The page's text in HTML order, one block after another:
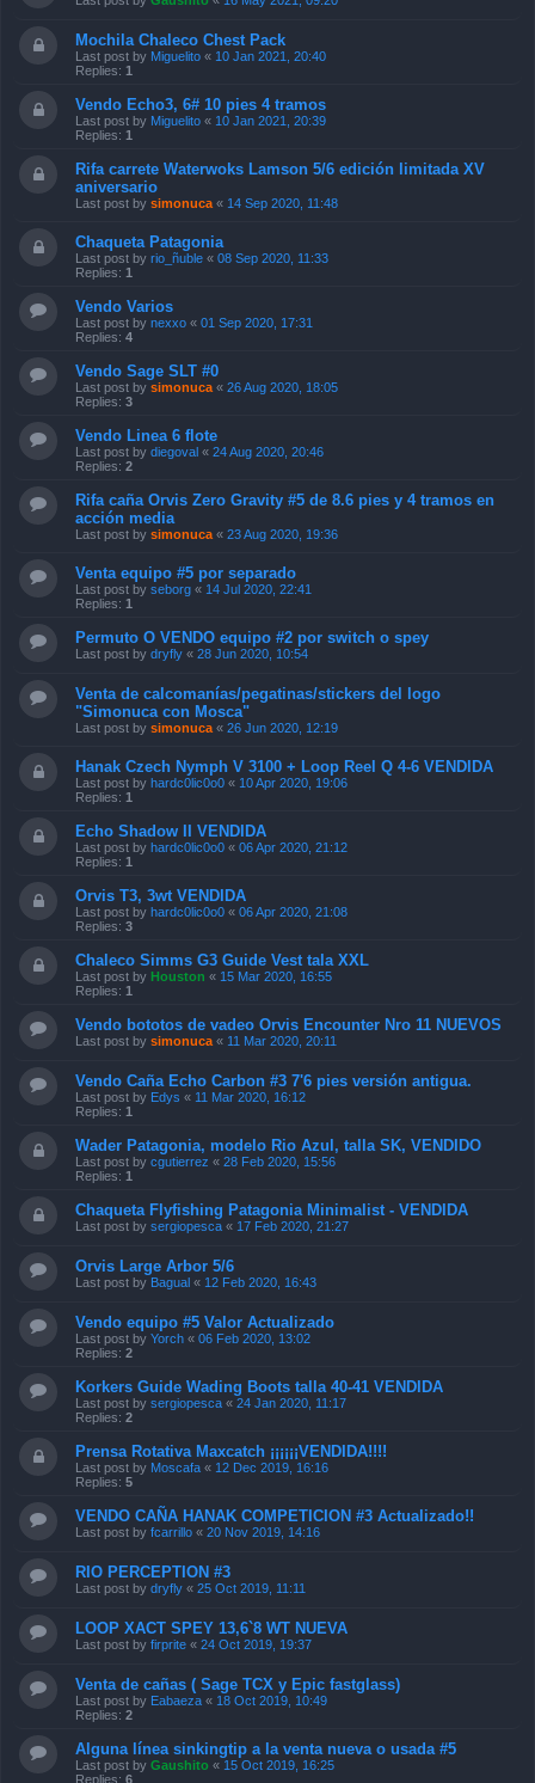
Mochila Chaleco Chest Pack
Last post by Miguelito « 10 Jan 2021, 20:40
Replies: 1
Vendo Echo3, 6# 10 pies 4 tramos
Last post by Miguelito « 10 Jan 2021, 20:39
Replies: 1
Rifa carrete Waterwoks Lamson 5/6 edición limitada XV
aniversario
Last post by simonuca « 14 Sep 2020, 11:48
Chaqueta Patagonia
Last post by rio_ñuble « 08 Sep 2020, 11:33
Replies: 1
Vendo Varios
Last post by nexxo « 01 Sep 2020, 17:31
Replies: 4
Vendo Sage SLT #0
Last post by simonuca « 26 Aug 2020, 18:05
Replies: 3
Vendo Linea 6 flote
Last post by diegoval « 24 Aug 2020, 20:46
Replies: 2
Rifa caña Orvis Zero Gravity #5 de 8.6 pies y 4 tramos en
acción media
Last post by simonuca « 23 Aug 2020, 19:36
Venta equipo #5 por separado
Last post by seborg « 14 Jul 2020, 22:41
Replies: 1
Permuto O VENDO equipo #2 por switch o spey
Last post by dryfly « 28 Jun 2020, 10:54
Venta de calcomanías/pegatinas/stickers del logo
"Simonuca con Mosca"
Last post by simonuca « 26 Jun 2020, 12:19
Hanak Czech Nymph V 3100 + Loop Reel Q 4-6 VENDIDA
Last post by hardc0lic0o0 « 10 Apr 2020, 19:06
Replies: 1
Echo Shadow II VENDIDA
Last post by hardc0lic0o0 « 06 Apr 2020, 21:12
Replies: 1
Orvis T3, 3wt VENDIDA
Last post by hardc0lic0o0 « 06 Apr 2020, 21:08
Replies: 3
Chaleco Simms G3 Guide Vest tala XXL
Last post by Houston « 15 Mar 2020, 16:55
Replies: 1
Vendo bototos de vadeo Orvis Encounter Nro 11 NUEVOS
Last post by simonuca « 11 Mar 2020, 20:11
Vendo Caña Echo Carbon #3 7'6 pies versión antigua.
Last post by Edys « 11 Mar 2020, 16:12
Replies: 1
Wader Patagonia, modelo Rio Azul, talla SK, VENDIDO
Last post by cgutierrez « 28 Feb 2020, 15:56
Replies: 1
Chaqueta Flyfishing Patagonia Minimalist - VENDIDA
Last post by sergiopesca « 17 Feb 2020, 21:27
Orvis Large Arbor 5/6
Last post by Bagual « 12 Feb 2020, 16:43
Vendo equipo #5 Valor Actualizado
Last post by Yorch « 06 Feb 2020, 13:02
Replies: 2
Korkers Guide Wading Boots talla 40-41 VENDIDA
Last post by sergiopesca « 24 Jan 2020, 11:17
Replies: 2
Prensa Rotativa Maxcatch ¡¡¡¡¡¡VENDIDA!!!!
Last post by Moscafa « 12 Dec 2019, 16:16
Replies: 5
VENDO CAÑA HANAK COMPETICION #3 Actualizado!!
Last post by fcarrillo « 20 Nov 2019, 14:16
RIO PERCEPTION #3
Last post by dryfly « 25 Oct 2019, 11:11
LOOP XACT SPEY 13,6`8 WT NUEVA
Last post by firprite « 24 Oct 2019, 19:37
Venta de cañas ( Sage TCX y Epic fastglass)
Last post by Eabaeza « 18 Oct 2019, 10:49
Replies: 2
Alguna línea sinkingtip a la venta nueva o usada #5
Last post by Gaushito « 15 Oct 2019, 16:25
Replies: 6